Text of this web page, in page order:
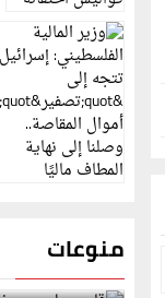
منوعات
قاسم ملحو